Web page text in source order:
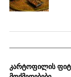
კარტოფილის